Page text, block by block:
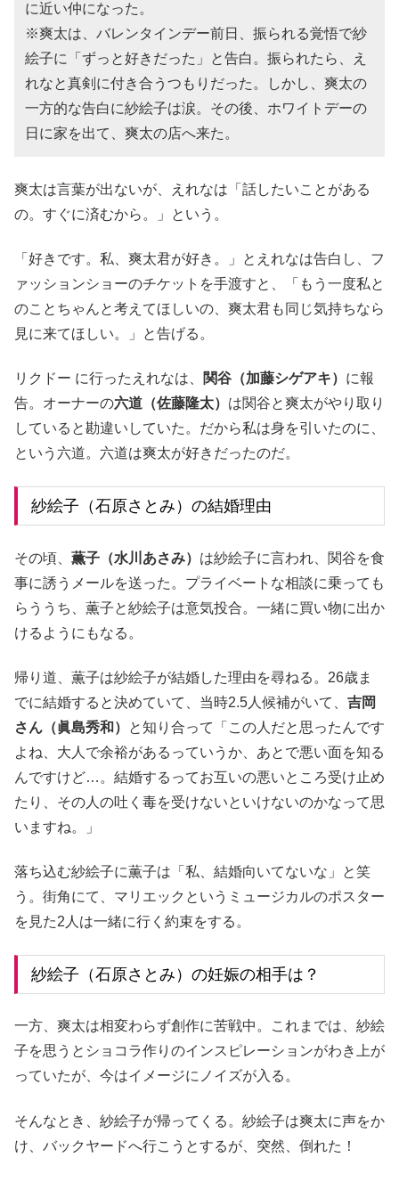
に近い仲になった。
※爽太は、バレンタインデー前日、振られる覚悟で紗
絵子に「ずっと好きだった」と告白。振られたら、え
れなと真剣に付き合うつもりだった。しかし、爽太の
一方的な告白に紗絵子は涙。その後、ホワイトデーの
日に家を出て、爽太の店へ来た。
爽太は言葉が出ないが、えれなは「話したいことがある
の。すぐに済むから。」という。
「好きです。私、爽太君が好き。」とえれなは告白し、フ
ァッションショーのチケットを手渡すと、「もう一度私と
のことちゃんと考えてほしいの、爽太君も同じ気持ちなら
見に来てほしい。」と告げる。
リクドー に行ったえれなは、 関谷（加藤シゲアキ） に報
告。オーナーの六道（佐藤隆太） は関谷と爽太がやり取り
していると勘違いしていた。だから私は身を引いたのに、
という六道。六道は爽太が好きだったのだ。
紗絵子（石原さとみ）の結婚理由
その頃、 薫子（水川あさみ） は紗絵子に言われ、関谷を食
事に誘うメールを送った。プライベートな相談に乗っても
らううち、薫子と紗絵子は意気投合。一緒に買い物に出か
けるようにもなる。
帰り道、薫子は紗絵子が結婚した理由を尋ねる。26歳ま
でに結婚すると決めていて、当時2.5人候補がいて、 吉岡
さん（眞島秀和）
と知り合って「この人だと思ったんです
よね、大人で余裕があるっていうか、あとで悪い面を知る
んですけど…。結婚するってお互いの悪いところ受け止め
たり、その人の吐く毒を受けないといけないのかなって思
いますね。」
落ち込む紗絵子に薫子は「私、結婚向いてないな」と笑
う。街角にて、マリエックというミュージカルのポスター
を見た2人は一緒に行く約束をする。
紗絵子（石原さとみ）の妊娠の相手は？
一方、爽太は相変わらず創作に苦戦中。これまでは、紗絵
子を思うとショコラ作りのインスピレーションがわき上が
っていたが、今はイメージにノイズが入る。
そんなとき、紗絵子が帰ってくる。紗絵子は爽太に声をか
け、バックヤードへ行こうとするが、突然、倒れた！